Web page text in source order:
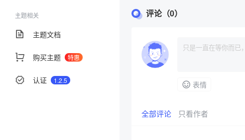
主题相关
主题文档
购买主题 特惠
认证 1.2.5
评论（0）
表情
全部评论 只看作者